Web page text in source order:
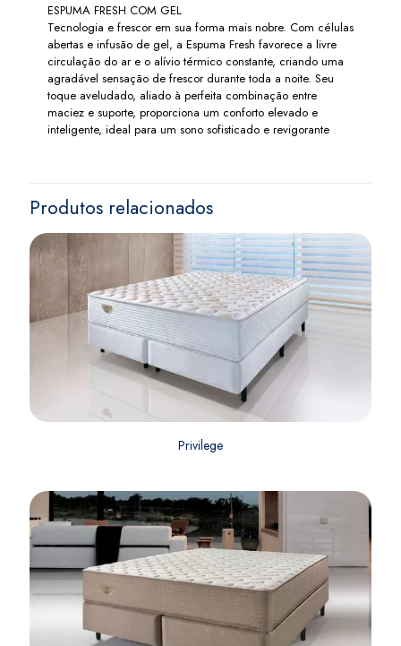
ESPUMA FRESH COM GEL
Tecnologia e frescor em sua forma mais nobre. Com células
abertas e infusão de gel, a Espuma Fresh favorece a livre
circulação do ar e o alívio térmico constante, criando uma
agradável sensação de frescor durante toda a noite. Seu
toque aveludado, aliado à perfeita combinação entre
maciez e suporte, proporciona um conforto elevado e
inteligente, ideal para um sono sofisticado e revigorante
Produtos relacionados
Privilege